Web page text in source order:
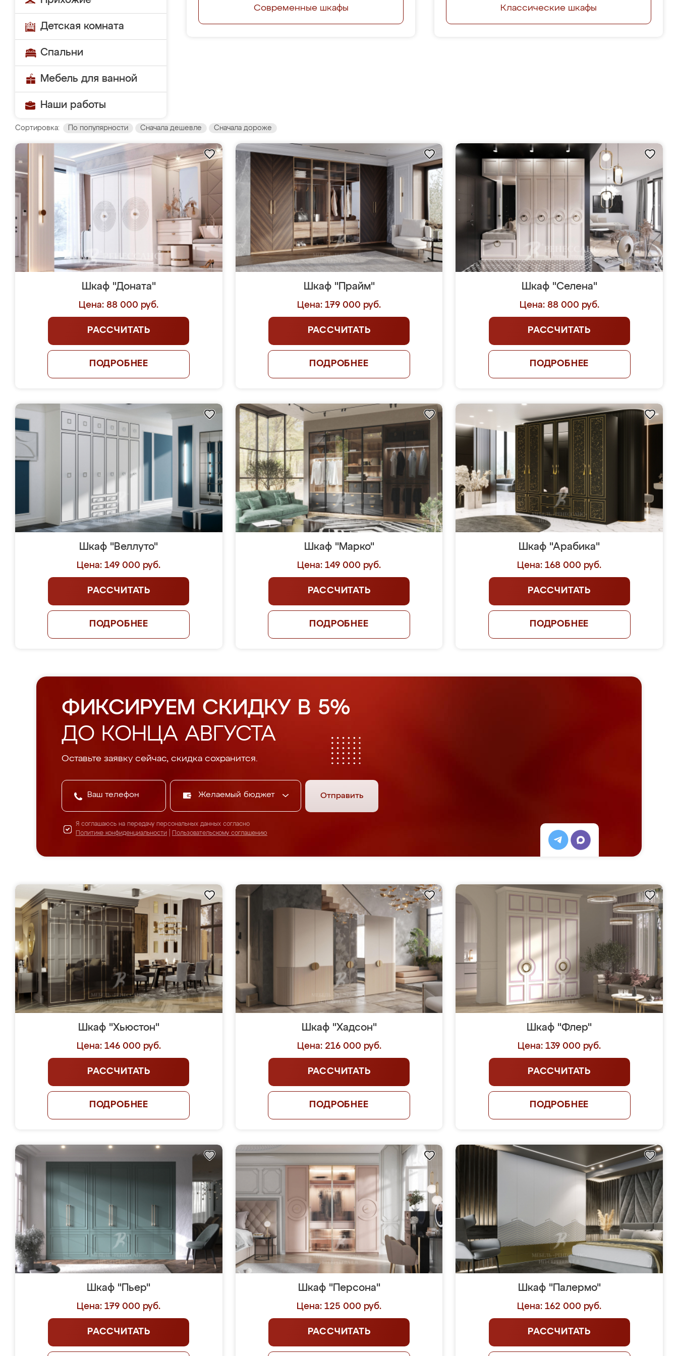
Детская комната
Спальни
Мебель для ванной
Наши работы
Современные шкафы Классические шкафы
Сортировка: По популярности Сначала дешевле Сначала дороже
Шкаф "Доната"
Цена: 88 000 руб.
РАССЧИТАТЬ
ПОДРОБНЕЕ
Шкаф "Прайм"
Цена: 179 000 руб.
РАССЧИТАТЬ
ПОДРОБНЕЕ
Шкаф "Селена"
Цена: 88 000 руб.
РАССЧИТАТЬ
ПОДРОБНЕЕ
Шкаф "Веллуто"
Цена: 149 000 руб.
РАССЧИТАТЬ
ПОДРОБНЕЕ
Шкаф "Марко"
Цена: 149 000 руб.
РАССЧИТАТЬ
ПОДРОБНЕЕ
Шкаф "Арабика"
Цена: 168 000 руб.
РАССЧИТАТЬ
ПОДРОБНЕЕ
ФИКСИРУЕМ СКИДКУ В 5%
ДО КОНЦА АВГУСТА
Оставьте заявку сейчас, скидка сохранится.
Желаемый бюджет Отправить
Я соглашаюсь на передачу персональных данных согласно
Политике конфиденциальности
Пользовательскому соглашению
Шкаф "Хьюстон"
Цена: 146 000 руб.
РАССЧИТАТЬ
ПОДРОБНЕЕ
Шкаф "Хадсон"
Цена: 216 000 руб.
РАССЧИТАТЬ
ПОДРОБНЕЕ
Шкаф "Флер"
Цена: 139 000 руб.
РАССЧИТАТЬ
ПОДРОБНЕЕ
Шкаф "Пьер"
Цена: 179 000 руб.
РАССЧИТАТЬ
Шкаф "Персона"
Цена: 125 000 руб.
РАССЧИТАТЬ
Шкаф "Палермо"
Цена: 162 000 руб.
РАССЧИТАТЬ